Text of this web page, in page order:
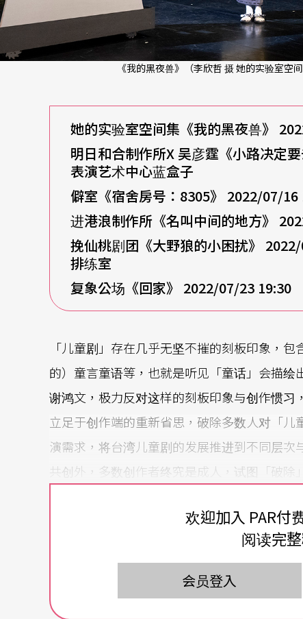
《我的黑夜兽》（李欣哲 摄 她的实验室空间
她的实验室空间集《我的黑夜兽》
明日和合制作所X 吴彦霆《小路决定
表演艺术中心蓝盒子
僻室《宿舍房号：8305》 2022/07/
进港浪制作所《名叫中间的地方》
挽仙桃剧团《大野狼的小困扰》
排练室
复象公场《回家》 2022/07/23
「儿童剧」存在几乎无坚不摧的刻板印象，
的）童言童语等，也就是听见「童话」会描
谢鸿文，极力反对这样的刻板印象与创作惯
立足于创作端的重新省思，破除多数人对「
演需求，将台湾儿童剧的发展推进到不同层
共创外，多数创作者终究是成人，试图「破
「成人与儿童是不是一种成人所设下的二元
看儿童剧时的愉悦感，特别是这两年面对台
术节对儿童剧的创作主题、呈现形式等方面
作团队与观众不同的观演关系。因此，我将透
欢迎加入 PAR付
阅读完
会员登入